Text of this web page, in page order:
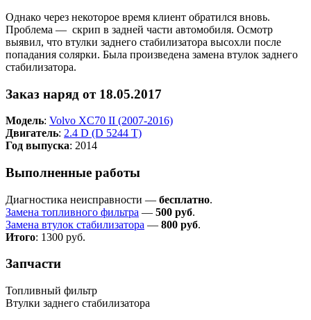
Однако через некоторое время клиент обратился вновь.
Проблема — скрип в задней части автомобиля. Осмотр
выявил, что втулки заднего стабилизатора высохли после
попадания солярки. Была произведена замена втулок заднего
стабилизатора.
Заказ наряд от 18.05.2017
Модель: Volvo XC70 II (2007-2016)
Двигатель: 2.4 D (D 5244 T)
Год выпуска: 2014
Выполненные работы
Диагностика неисправности — бесплатно.
Замена топливного фильтра — 500 руб.
Замена втулок стабилизатора — 800 руб.
Итого: 1300 руб.
Запчасти
Топливный фильтр
Втулки заднего стабилизатора